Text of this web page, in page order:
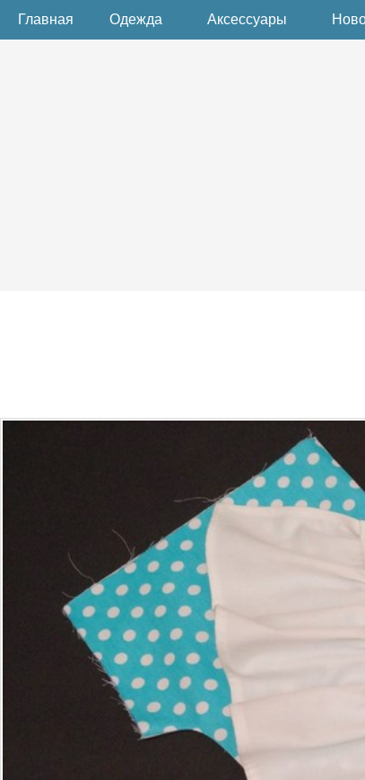
Главная Одежда Аксессуары